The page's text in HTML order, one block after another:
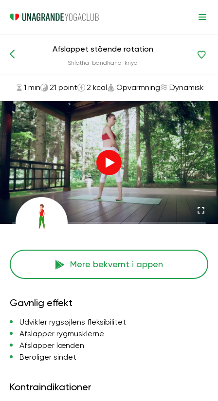
Asanas og øvelser Opvarmning
Afslappet stående rotation
Shlatha-bandhana-kriya
1 min 21 point 2 kcal Opvarmning Dynamisk
Mere bekvemt i appen
Gavnlig effekt
Udvikler rygsøjlens fleksibilitet
Afslapper rygmusklerne
Afslapper lænden
Beroliger sindet
Kontraindikationer